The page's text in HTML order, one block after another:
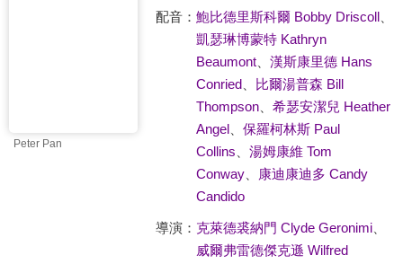
Peter Pan
配音： 鮑比德里斯科爾 Bobby Driscoll、
凱瑟琳博蒙特 Kathryn
Beaumont、 漢斯康里德 Hans
Conried、
比爾湯普森 Bill
Thompson、 希瑟安潔兒 Heather
Angel、 保羅柯林斯 Paul
Collins
湯姆康維 Tom
Conway、
康迪康迪多 Candy
Candido
導演： 克萊德裘納門 Clyde Geronimi、
威爾弗雷德傑克遜 Wilfred